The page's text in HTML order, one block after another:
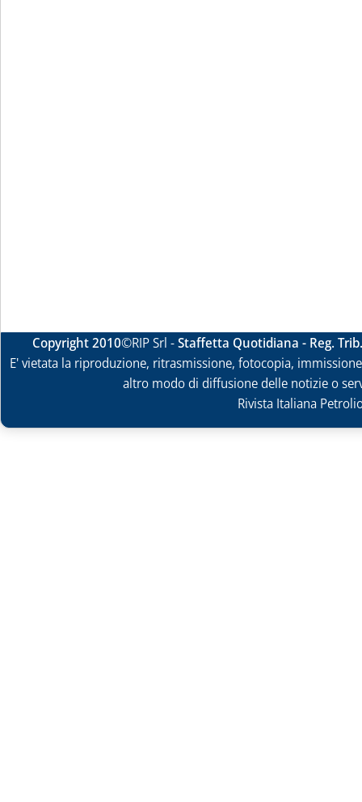
Copyright 2010©RIP Srl -Staffetta Quotidiana - Reg.
E' vietata la riproduzione, ritrasmissione, fotocopia,
altro modo di diffusione delle notizie o
Rivista Italiana